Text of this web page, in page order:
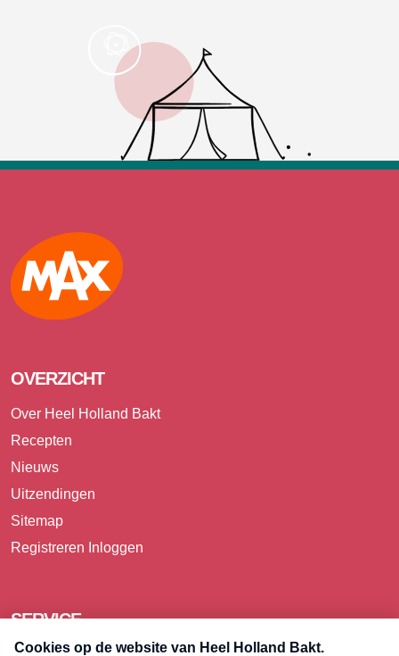
Max
OVERZICHT
Over Heel Holland Bakt
Recepten
Nieuws
Uitzendingen
Sitemap
Registreren Inloggen
SERVICE